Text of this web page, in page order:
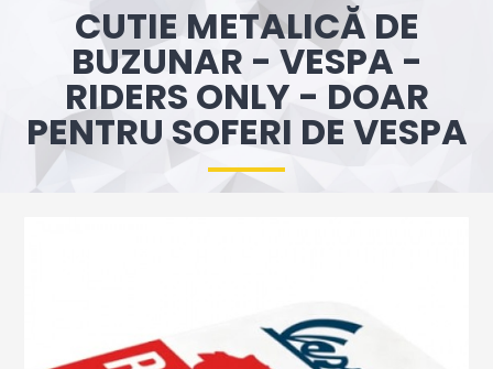
CUTIE METALICĂ DE
BUZUNAR - VESPA -
RIDERS ONLY - DOAR
PENTRU SOFERI DE VESPA